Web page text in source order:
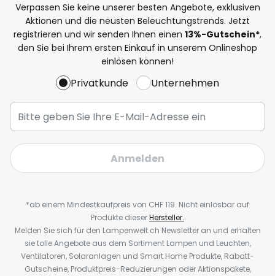
Verpassen Sie keine unserer besten Angebote, exklusiven
Aktionen und die neusten Beleuchtungstrends. Jetzt
registrieren und wir senden Ihnen einen 13%-Gutschein*,
den Sie bei Ihrem ersten Einkauf in unserem Onlineshop
einlösen können!
Privatkunde Unternehmen
Anmelden
*ab einem Mindestkaufpreis von CHF 119. Nicht einlösbar auf
Produkte dieserHersteller.
Melden Sie sich für den Lampenwelt.ch Newsletter an und erhalten
sie tolle Angebote aus dem Sortiment Lampen und Leuchten,
Ventilatoren, Solaranlagen und Smart Home Produkte, Rabatt-
Gutscheine, Produktpreis-Reduzierungen oder Aktionspakete,